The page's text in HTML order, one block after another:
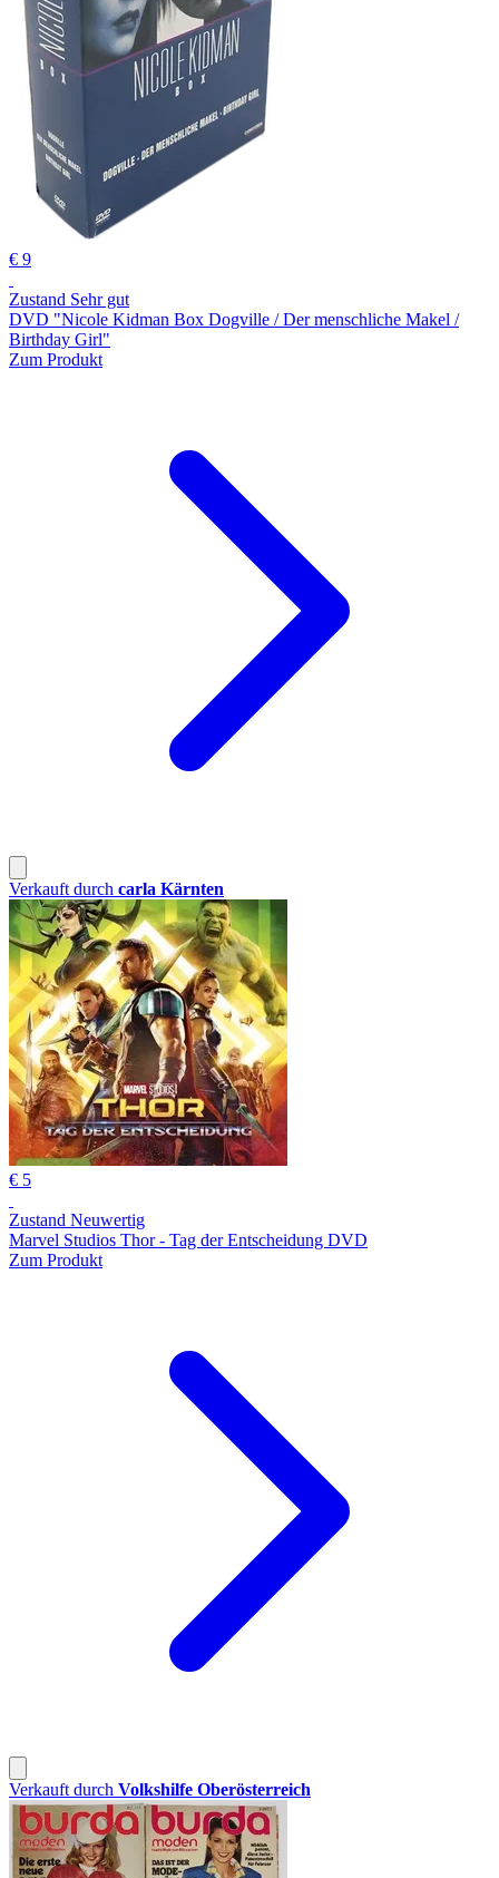
€ 9
Zustand Sehr gut
DVD "Nicole Kidman Box Dogville / Der menschliche Makel /
Birthday Girl"
Zum Produkt
Verkauft durch carla Kärnten
€ 5
Zustand Neuwertig
Marvel Studios Thor - Tag der Entscheidung DVD
Zum Produkt
Verkauft durch Volkshilfe Oberösterreich